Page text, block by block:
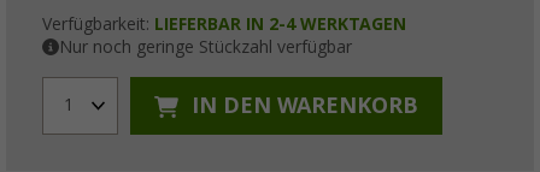
Verfügbarkeit: LIEFERBAR IN 2-4 WERKTAGEN
Nur noch geringe Stückzahl verfügbar
1 IN DEN WARENKORB